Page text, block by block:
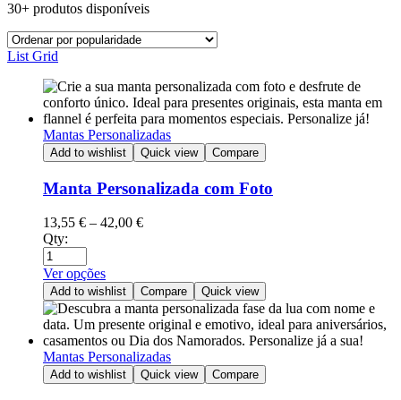
30+ produtos disponíveis
List Grid
Mantas Personalizadas
Add to wishlist Quick view Compare
Manta Personalizada com Foto
13,55 € – 42,00 €
Qty:
Ver opções
Add to wishlist Compare Quick view
Mantas Personalizadas
Add to wishlist Quick view Compare